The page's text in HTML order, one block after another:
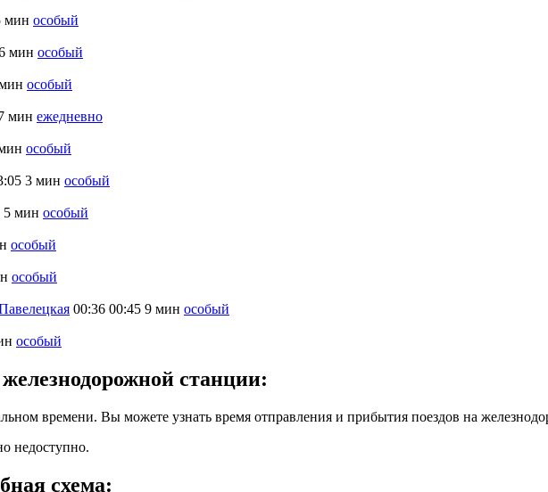
мин особый
мин особый
особый
мин ежедневно
особый
3 мин особый
5 мин особый
особый
особый
00:36 00:45 9 мин особый
особый
станции:
времени. Вы можете узнать время отправления и прибытия поездов на
недоступно.
схема: